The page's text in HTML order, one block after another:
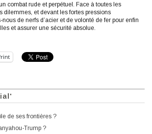
combat rude et perpétuel. Face à toutes les
dilemmes, et devant les fortes pressions
de nerfs d’acier et de volonté de fer pour enfin
et assurer une sécurité absolue.
de ses frontières ?
Trump ?